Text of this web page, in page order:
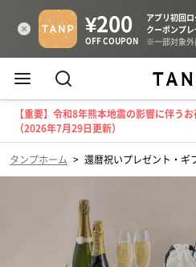
【重要】令和8年熊本地震の影響に伴う
（2026年7月29日更新）
タンプホーム > 還暦祝いプレゼント・ギ